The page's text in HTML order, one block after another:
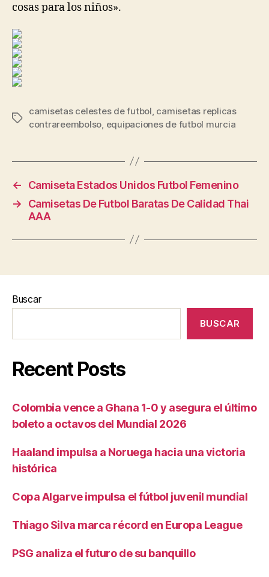
cosas para los niños».
Etiquetas
camisetas celestes de futbol camisetas replicas
contrareembolso equipaciones de futbol murcia
←
Camiseta Estados Unidos Futbol Femenino
→
Camisetas De Futbol Baratas De Calidad Thai
AAA
Buscar
BUSCAR
Recent Posts
Colombia vence a Ghana 1-0 y asegura el último
boleto a octavos del Mundial 2026
Haaland impulsa a Noruega hacia una victoria
histórica
Copa Algarve impulsa el fútbol juvenil mundial
Thiago Silva marca récord en Europa League
PSG analiza el futuro de su banquillo